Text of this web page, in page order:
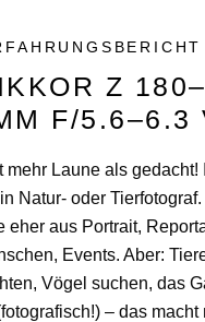
Z 180–
F/5.6–6.3
mehr Laune als gedacht!
Natur- oder Tierfotograf.
eher aus Portrait,
Events. Aber:
Vögel suchen, das
– das macht